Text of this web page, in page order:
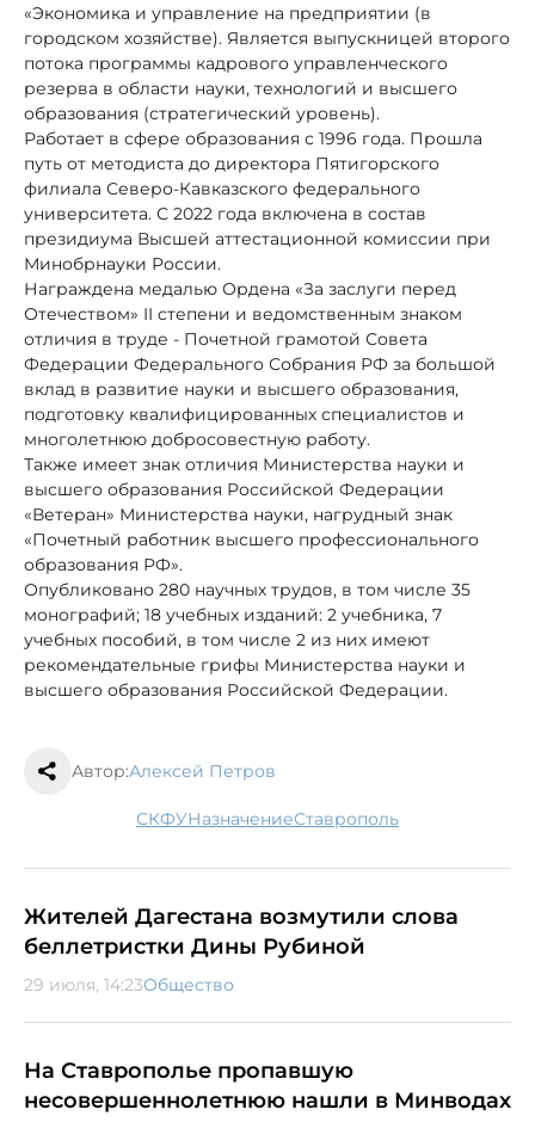
«Экономика и управление на предприятии (в
городском хозяйстве). Является выпускницей второго
потока программы кадрового управленческого
резерва в области науки, технологий и высшего
образования (стратегический уровень).
Работает в сфере образования с 1996 года. Прошла
путь от методиста до директора Пятигорского
филиала Северо-Кавказского федерального
университета. С 2022 года включена в состав
президиума Высшей аттестационной комиссии при
Минобрнауки России.
Награждена медалью Ордена «За заслуги перед
Отечеством» II cтепени и ведомственным знаком
отличия в труде - Почетной грамотой Совета
Федерации Федерального Собрания РФ за большой
вклад в развитие науки и высшего образования,
подготовку квалифицированных специалистов и
многолетнюю добросовестную работу.
Также имеет знак отличия Министерства науки и
высшего образования Российской Федерации
«Ветеран» Министерства науки, нагрудный знак
«Почетный работник высшего профессионального
образования РФ».
Опубликовано 280 научных трудов, в том числе 35
монографий; 18 учебных изданий: 2 учебника, 7
учебных пособий, в том числе 2 из них имеют
рекомендательные грифы Министерства науки и
высшего образования Российской Федерации.
Автор:Алексей Петров
СКФУ назначение Ставрополь
Жителей Дагестана возмутили слова
беллетристки Дины Рубиной
29 июля, 14:23Общество
На Ставрополье пропавшую
несовершеннолетнюю нашли в Минводах